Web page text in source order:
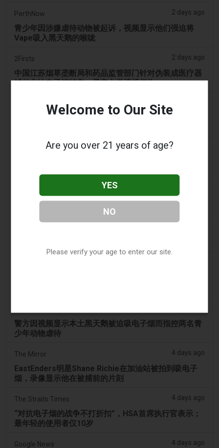
PerthNow 2 days ago
青少年因涉嫌虐待动物被起诉，视频显示他们强迫将
Vape吸入黑天鹅的喉咙
2Firsts 2 days ago
中国江苏烟草垄断局和药品监管部门针对伪装成医疗器
械的非法电子烟销售，界定六类违规行为
Tobacco Reporter
Confidentenamibia 3 days ago
米比亚的未来领导者
7NEWS Australia 3 days ago
少年在曼多拉法院因黑天鹅电子烟视频被起诉
警方因视频显示本土黑天鹅被迫吸电子烟而指控两名青
少年动物虐待
The Mirror 4 days ago
EastEnders明星Shane Richie在加油站被拍到吸电子
烟，录像显示他在被捕前的片刻
The Straits Times 4 days ago
“对抗电子烟的战争不打折扣”，HSA首席执行官表示；
最年轻的使用者仅10岁
Google News 4 days ago
Welcome to Our Site
Are you over 21 years of age?
YES
NO
Please verify your age to enter our site.